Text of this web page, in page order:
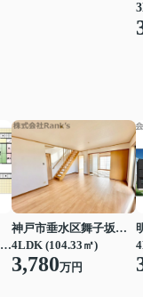
7LDK＋S(納戸) (219.39㎡)
神戸市垂水区舞子坂３丁目
4LDK (104.33㎡)
3,780万円